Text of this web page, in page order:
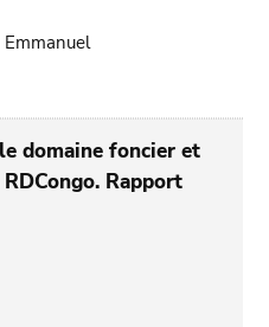
Emmanuel
domaine foncier et
Rapport